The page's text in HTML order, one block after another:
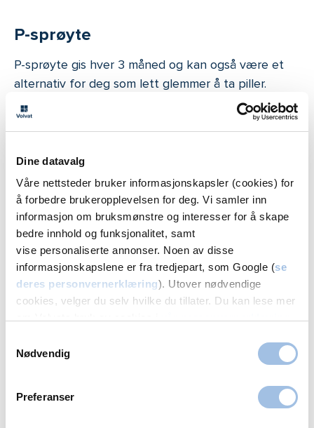
Dine datavalg
Våre nettsteder bruker informasjonskapsler (cookies) for
å forbedre brukeropplevelsen for deg. Vi samler inn
informasjon om bruksmønstre og interesser for å skape
bedre innhold og funksjonalitet, samt
vise personaliserte annonser. Noen av disse
informasjonskapslene er fra tredjepart, som Google (se
deres personvernerklæring). Utover nødvendige
cookies, velger du selv hvilke du tillater. Du kan lese mer
Nødvendig
Preferanser
P-sprøyte
P-sprøyte gis hver 3 måned og kan også være et
alternativ for deg som lett glemmer å ta piller.
Småblødninger i starten, er vanlig også her. Mindre
mens etter hvert Og litt risiko for kviser og tristhet,
hormonspiral.
Hormonfrie alternativer
Kobberspiral
For den som er hormonfølsom finnes alternativet
kobberspiral. Den irriterer ved sitt nærvær i
livmorhulen, og sæden liker ikke kobber. De gamle
menstruasjonsblødninger, men nå er det kommet
mensmengden. For å kunne sette inn denne typen